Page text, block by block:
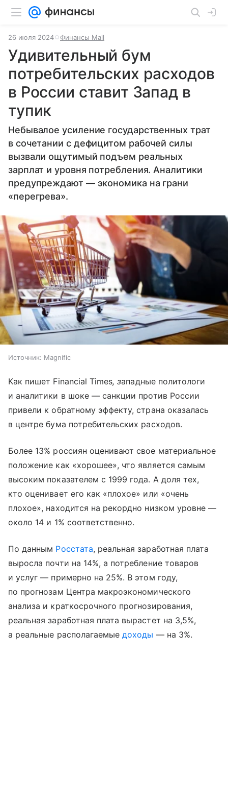
26 июля 2024 Финансы Mail
Удивительный бум
потребительских расходов
в России ставит Запад в
тупик
Небывалое усиление государственных трат
в сочетании с дефицитом рабочей силы
вызвали ощутимый подъем реальных
зарплат и уровня потребления. Аналитики
предупреждают — экономика на грани
«перегрева».
Источник: Magnific
Как пишет Financial Times, западные политологи
и аналитики в шоке — санкции против России
привели к обратному эффекту, страна оказалась
в центре бума потребительских расходов.
Более 13% россиян оценивают свое материальное
положение как «хорошее», что является самым
высоким показателем с 1999 года. А доля тех,
кто оценивает его как «плохое» или «очень
плохое», находится на рекордно низком уровне —
около 14 и 1% соответственно.
По данным Росстата, реальная заработная плата
выросла почти на 14%, а потребление товаров
и услуг — примерно на 25%. В этом году,
по прогнозам Центра макроэкономического
анализа и краткосрочного прогнозирования,
реальная заработная плата вырастет на 3,5%,
а реальные располагаемыедоходы — на 3%.